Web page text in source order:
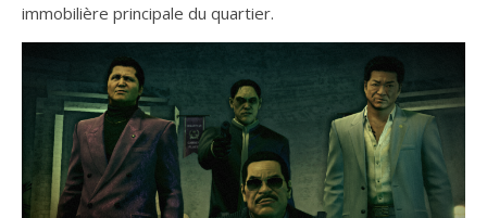
immobilière principale du quartier.